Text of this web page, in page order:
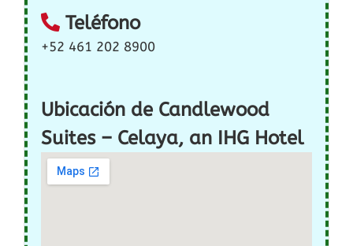
Teléfono
+52 461 202 8900
Ubicación de Candlewood
Suites – Celaya, an IHG Hotel